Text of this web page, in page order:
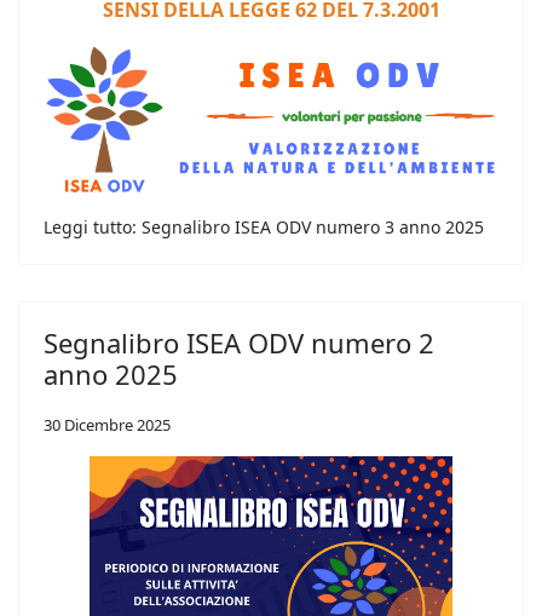
SENSI DELLA LEGGE 62 DEL 7.3.2001
Leggi tutto: Segnalibro ISEA ODV numero 3 anno 2025
Segnalibro ISEA ODV numero 2
anno 2025
30 Dicembre 2025